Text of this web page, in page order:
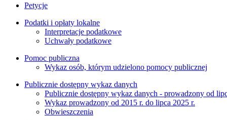
Petycje
Podatki i opłaty lokalne
Interpretacje podatkowe
Uchwały podatkowe
Pomoc publiczna
Wykaz osób, którym udzielono pomocy publicznej
Publicznie dostępny wykaz danych
Publicznie dostępny wykaz danych - prowadzony od
Wykaz prowadzony od 2015 r. do lipca 2025 r.
Obwieszczenia